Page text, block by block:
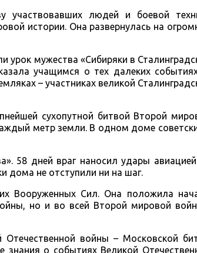
участвовавших людей и боевой
истории. Она развернулась на
урок мужества «Сибиряки в
учащимся о тех далеких
– участниках великой
сухопутной битвой Второй
метр земли. В одном доме
58 дней враг наносил удары
дома не отступили ни на шаг.
Вооруженных Сил. Она положила
но и во всей Второй мировой
войны – Московской
знания о событиях Великой